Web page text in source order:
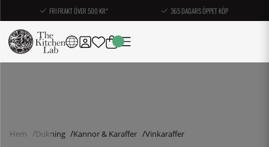
FRI FRAKT ÖVER 500 KR* 365 DAGARS ÖPPET KÖP
Hem Dukning Kannor & Karaffer Vinkaraffer